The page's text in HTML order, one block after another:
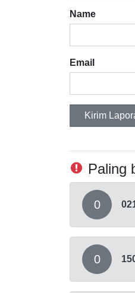
Name
Email
Kirim
Paling
0
0